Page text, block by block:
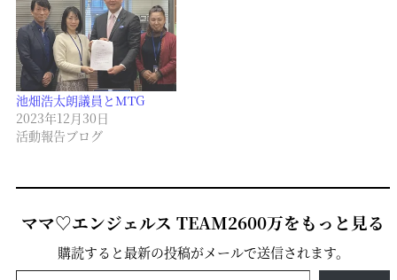
池畑浩太朗議員とMTG
2023年12月30日
活動報告ブログ
ママ♡エンジェルス TEAM2600万をもっと見る
購読すると最新の投稿がメールで送信されます。
メールアドレスを入力...